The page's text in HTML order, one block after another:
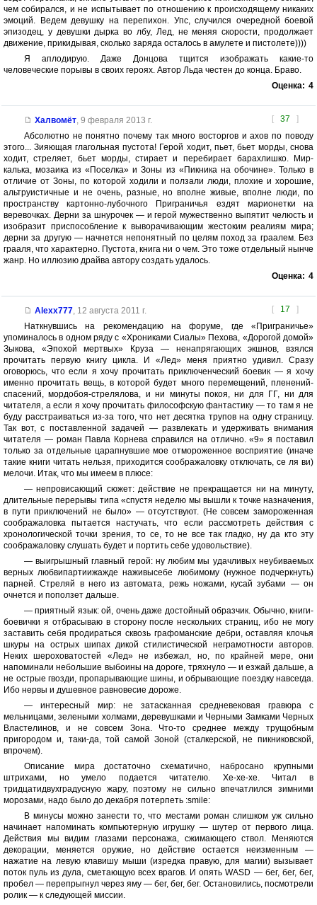
чем собирался, и не испытывает по отношению к происходящему никаких
эмоций. Ведем девушку на перепихон. Упс, случился очередной боевой
эпизодец, у девушки дырка во лбу, Лед, не меняя скорости, продолжает
движение, прикидывая, сколько заряда осталось в амулете и пистолете))))
Я аплодирую. Даже Донцова тщится изображать какие-то
человеческие порывы в своих героях. Автор Льда честен до конца. Браво.
Оценка: 4
[ 37 ]
Халвомёт, 9 февраля 2013 г.
Абсолютно не понятно почему так много восторгов и ахов по поводу
этого... Зияющая глагольная пустота! Герой ходит, пьет, бьет морды, снова
ходит, стреляет, бьет морды, стирает и перебирает барахлишко. Мир-
калька, мозаика из «Поселка» и Зоны из «Пикника на обочине». Только в
отличие от Зоны, по которой ходили и ползали люди, плохие и хорошие,
альтруистичные и не очень, разные, но вполне живые, вполне люди, по
пространству картонно-лубочного Приграничья ездят марионетки на
веревочках. Дерни за шнурочек — и герой мужественно выпятит челюсть и
изобразит приспособление к выворачивающим жестоким реалиям мира;
дерни за другую — начнется непонятный по целям поход за граалем. Без
грааля, что характерно. Пустота, книга ни о чем. Это тоже отдельный нынче
жанр. Но иллюзию драйва автору создать удалось.
Оценка: 4
[ 17 ]
Alexx777, 12 августа 2011 г.
Наткнувшись на рекомендацию на форуме, где «Приграничье»
упоминалось в одном ряду с «Хрониками Сиалы» Пехова, «Дорогой домой»
Зыкова, «Эпохой мертвых» Круза — ненапрягающих экшнов, взялся
прочитать первую книгу цикла. И «Лед» меня приятно удивил. Сразу
оговорюсь, что если я хочу прочитать приключенческий боевик — я хочу
именно прочитать вещь, в которой будет много перемещений, пленений-
спасений, мордобоя-стрелялова, и ни минуты покоя, ни для ГГ, ни для
читателя, а если я хочу прочитать философскую фантастику — то там я не
буду расстраиваться из-за того, что нет десятка трупов на одну страницу.
Так вот, с поставленной задачей — развлекать и удерживать внимания
читателя — роман Павла Корнева справился на отлично. «9» я поставил
только за отдельные царапнувшие мое отмороженное восприятие (иначе
такие книги читать нельзя, приходится соображаловку отключать, се ля ви)
мелочи. Итак, что мы имеем в плюсе:
— непровисающий сюжет: действие не прекращается ни на минуту,
длительные перерывы типа «спустя неделю мы вышли к точке назначения,
в пути приключений не было» — отсутствуют. (Не совсем замороженная
соображаловка пытается настучать, что если рассмотреть действия с
хронологической точки зрения, то се, то не все так гладко, ну да кто эту
соображаловку слушать будет и портить себе удовольствие).
— выигрышный главный герой: ну любим мы удачливых неубиваемых
верных любвипартиижажде наживысебе любимому (нужное подчеркнуть)
парней. Стреляй в него из автомата, режь ножами, кусай зубами — он
очнется и поползет дальше.
— приятный язык: ой, очень даже достойный образчик. Обычно, книги-
боевички я отбрасываю в сторону после нескольких страниц, ибо не могу
заставить себя продираться сквозь графоманские дебри, оставляя клочья
шкуры на острых шипах дикой стилистической неграмотности авторов.
Неких шероховатостей «Лед» не избежал, но, по крайней мере, они
напоминали небольшие выбоины на дороге, тряхнуло — и езжай дальше, а
не острые гвозди, пропарывающие шины, и обрывающие поездку навсегда.
Ибо нервы и душевное равновесие дороже.
— интересный мир: не затасканная средневековая гравюра с
мельницами, зелеными холмами, деревушками и Черными Замками Черных
Властелинов, и не совсем Зона. Что-то среднее между трущобным
пригородом и, таки-да, той самой Зоной (сталкерской, не пикниковской,
впрочем).
Описание мира достаточно схематично, набросано крупными
штрихами, но умело подается читателю. Хе-хе-хе. Читал в
тридцатидвухградусную жару, поэтому не сильно впечатлился зимними
морозами, надо было до декабря потерпеть :smile:
В минусы можно занести то, что местами роман слишком уж сильно
начинает напоминать компьютерную игрушку — шутер от первого лица.
Действия мы видим глазами персонажа, сжимающего ствол. Меняются
декорации, меняется оружие, но действие остается неизменным —
нажатие на левую клавишу мыши (изредка правую, для магии) вызывает
поток пуль из дула, сметающую всех врагов. И опять WASD — бег, бег, бег,
пробел — перепрыгнул через яму — бег, бег, бег. Остановились, посмотрели
ролик — к следующей миссии.